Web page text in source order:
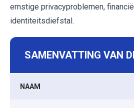
ernstige privacyproblemen,
identiteitsdiefstal.
SAMENVATTING VAN
NAAM